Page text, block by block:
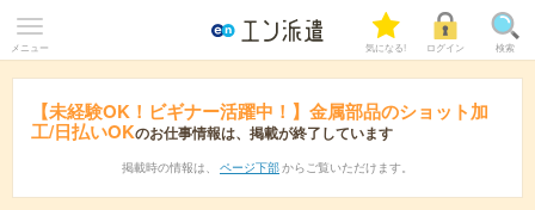
メニュー 気になる! ログイン 検索
【未経験OK！ビギナー活躍中！】金属部品のショット加
工/日払いOKのお仕事情報は、掲載が終了しています
掲載時の情報は、 ページ下部 からご覧いただけます。